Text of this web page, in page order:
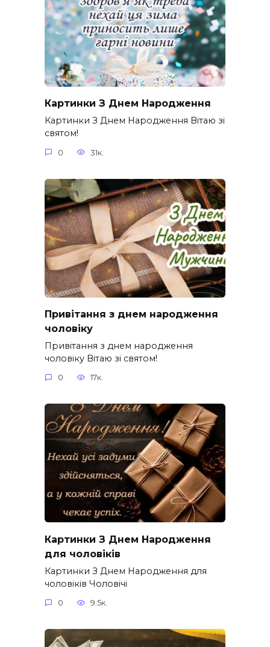
Картинки З Днем Народження
Картинки З Днем Народження Вітаю зі
святом!
0 31к.
Привітання з днем народження
чоловіку
Привітання з днем народження
чоловіку Вітаю зі святом!
0 17к.
Картинки З Днем Народження
для чоловіків​
Картинки З Днем Народження для
чоловіків​ Чоловічі
0 9.5к.